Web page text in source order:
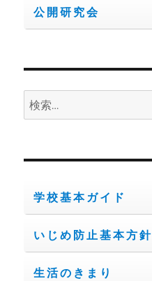
ー
り
公開研究会
検
索:
学校基本ガイド
いじめ防止基本方針
生活のきまり